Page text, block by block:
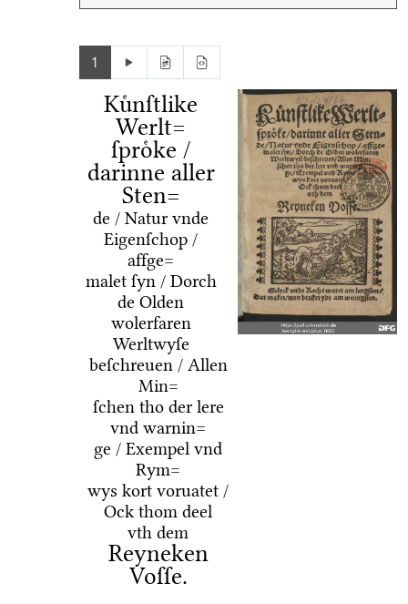
1
Kuͤnſtlike
Werlt=
ſproͤke /
darinne aller
Sten=
de / Natur vnde
Eigenſchop /
affge=
malet ſyn / Dorch
de Olden
wolerfaren
Werltwyſe
beſchreuen / Allen
Min=
ſchen tho der lere
vnd warnin=
ge / Exempel vnd
Rym=
wys kort voruatet /
Ock thom deel
vth dem
Reyneken
Voſſe.